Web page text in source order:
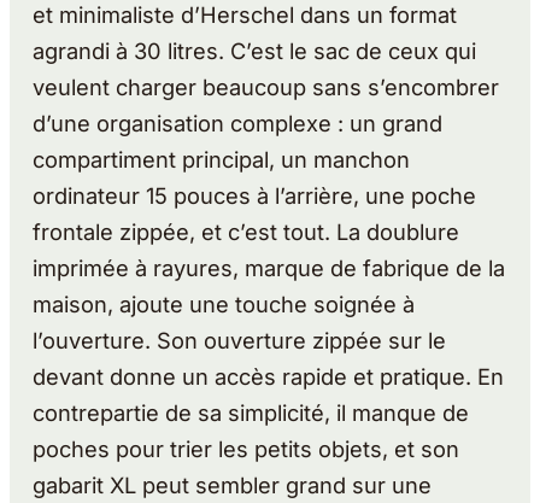
et minimaliste d’Herschel dans un format
agrandi à 30 litres. C’est le sac de ceux qui
veulent charger beaucoup sans s’encombrer
d’une organisation complexe : un grand
compartiment principal, un manchon
ordinateur 15 pouces à l’arrière, une poche
frontale zippée, et c’est tout. La doublure
imprimée à rayures, marque de fabrique de la
maison, ajoute une touche soignée à
l’ouverture. Son ouverture zippée sur le
devant donne un accès rapide et pratique. En
contrepartie de sa simplicité, il manque de
poches pour trier les petits objets, et son
gabarit XL peut sembler grand sur une